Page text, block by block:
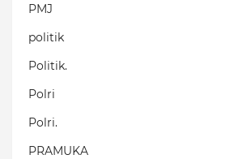
PMJ
politik
Politik.
Polri
Polri.
PRAMUKA